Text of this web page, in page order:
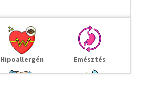
Hipoallergén Emésztés